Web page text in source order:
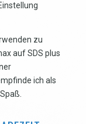
zu
auf SDS plus
ich als